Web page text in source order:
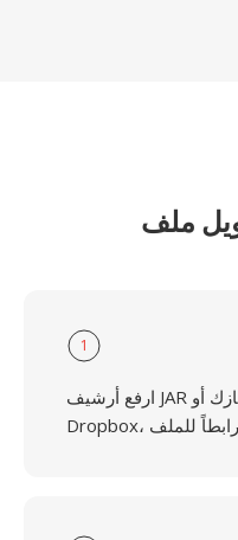
1
ارفع أرشيف JAR من جهازك أو Google Drive أو